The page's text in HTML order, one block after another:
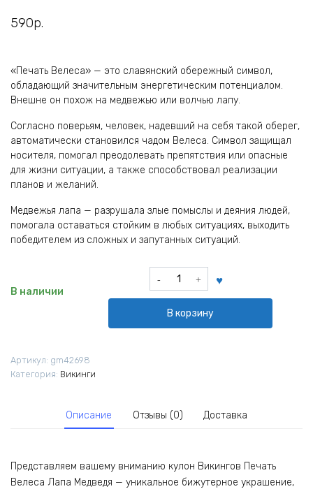
590р.
«Печать Велеса» — это славянский обережный символ,
обладающий значительным энергетическим потенциалом.
Внешне он похож на медвежью или волчью лапу.
Согласно поверьям, человек, надевший на себя такой оберег,
автоматически становился чадом Велеса. Символ защищал
носителя, помогал преодолевать препятствия или опасные
для жизни ситуации, а также способствовал реализации
планов и желаний.
Медвежья лапа — разрушала злые помыслы и деяния людей,
помогала оставаться стойким в любых ситуациях, выходить
победителем из сложных и запутанных ситуаций.
В наличии
Количество
товара
Викингов
Печать
В корзину
Артикул: gm42698
Категория: Викинги
Описание Отзывы (0) Доставка
Представляем вашему вниманию кулон Викингов Печать
Велеса Лапа Медведя — уникальное бижутерное украшение,